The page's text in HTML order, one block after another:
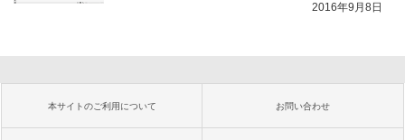
2016年9月8日
本サイトのご利用について お問い合わせ